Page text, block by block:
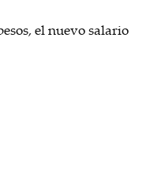
el nuevo salario